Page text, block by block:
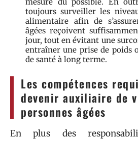
toujours surveiller les
alimentaire afin de
âgées reçoivent
jour, tout en évitant une
entraîner une prise de poids
de santé à long terme.
Les compétences
devenir auxiliaire de
personnes âgées
En plus des